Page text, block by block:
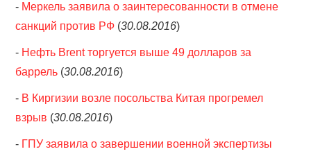
- Меркель заявила о заинтересованности в отмене
санкций против РФ (30.08.2016)
- Нефть Brent торгуется выше 49 долларов за
баррель (30.08.2016)
- В Киргизии возле посольства Китая прогремел
взрыв (30.08.2016)
- ГПУ заявила о завершении военной экспертизы